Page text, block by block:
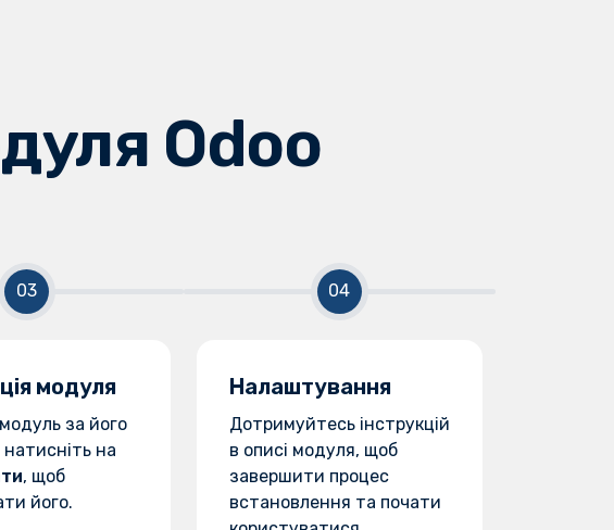
Odoo
модуля
за його
на
, щоб
його.
Налаштування
Дотримуйтесь інструкцій
в описі модуля, щоб
завершити процес
встановлення та почати